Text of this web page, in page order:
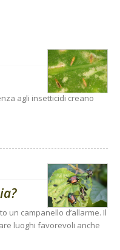
agli insetticidi creano
un campanello d’allarme. Il
luoghi favorevoli anche